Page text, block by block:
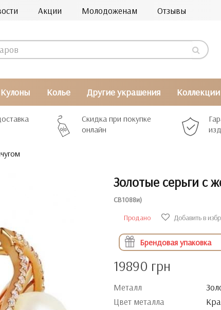
Акции Молодоженам Отзывы
Кулоны Колье Другие украшения Коллекции
Скидка при покупке
онлайн
Золотые серьги с
СВ1088и)
Продано
Добавить в
Брендовая упаковка
19890 грн
Металл
Цвет металла